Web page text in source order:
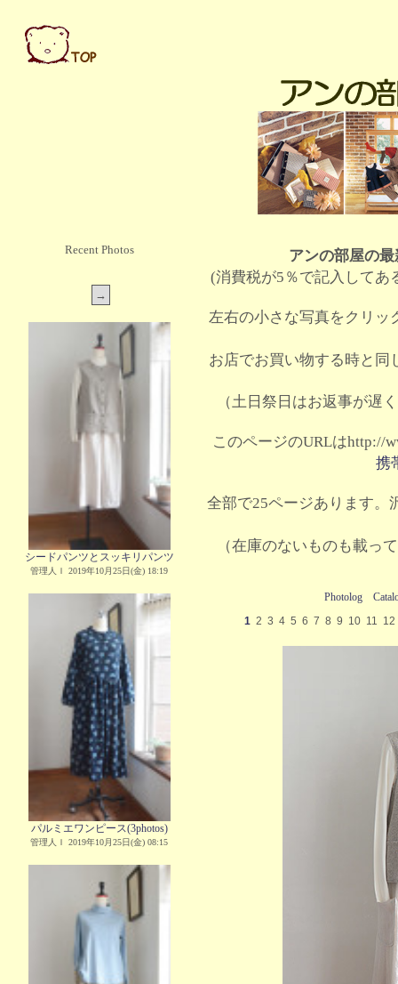
Recent Photos
シードパンツとスッキリパンツ
管理人Ｉ 2019年10月25日(金) 18:19
パルミエワンピース(3photos)
管理人Ｉ 2019年10月25日(金) 08:15
アンの部屋の
(消費税が5％で記入してあ
左右の小さな写真をクリッ
お店でお買い物する時と同
（土日祭日はお返事が遅
このページのURLはhttp://
携
全部で25ページあります。
（在庫のないものも載っ
Photolog
1 2 3 4 5 6 7 8 9 10 11 12